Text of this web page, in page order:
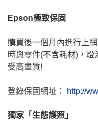
Epson極致保固
購買後一個月內進行上
時與零件(不含耗材)，
受高畫質!
登錄保固網址： http://
獨家「生態護照」